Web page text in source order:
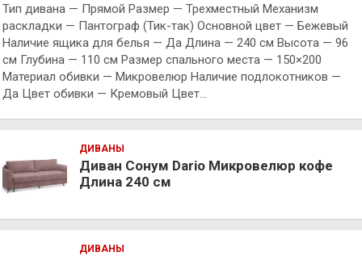
Тип дивана — Прямой Размер — Трехместный Механизм
раскладки — Пантограф (Тик-так) Основной цвет — Бежевый
Наличие ящика для белья — Да Длина — 240 см Высота — 96
см Глубина — 110 см Размер спального места — 150×200
Материал обивки — Микровелюр Наличие подлокотников —
Да Цвет обивки — Кремовый Цвет…
ДИВАНЫ
Диван Сонум Dario Микровелюр кофе
Длина 240 см
ДИВАНЫ